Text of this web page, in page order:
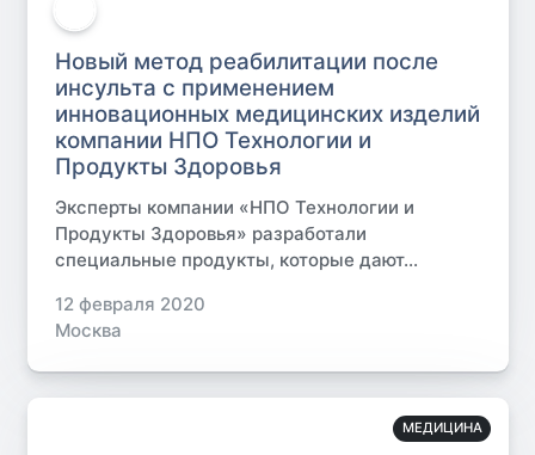
Новый метод реабилитации после
инсульта с применением
инновационных медицинских изделий
компании НПО Технологии и
Продукты Здоровья
Эксперты компании «НПО Технологии и
Продукты Здоровья» разработали
специальные продукты, которые дают...
12 февраля 2020
Москва
МЕДИЦИНА